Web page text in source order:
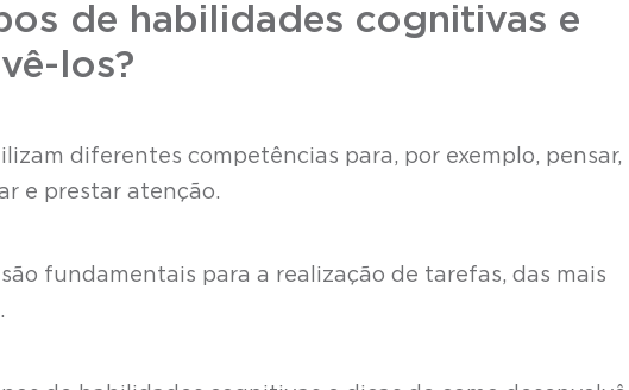
de habilidades cognitivas e
los?
diferentes competências para, por exemplo, pensar,
e prestar atenção.
fundamentais para a realização de tarefas, das mais